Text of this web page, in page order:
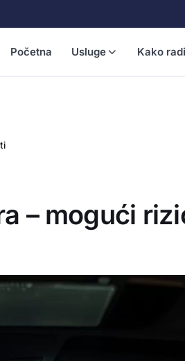
Početna Usluge Kako radi
– mogući